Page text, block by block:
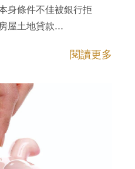
身條件不佳被銀行拒
屋土地貸款...
閱讀更多